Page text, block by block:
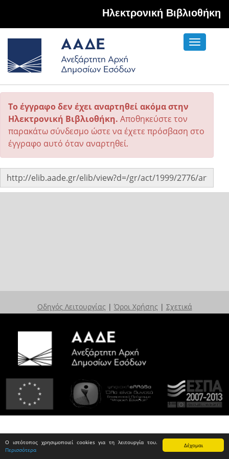
Δέχομαι
Ο ιστότοπος χρησιμοποιεί cookies για τη λειτουργία του.
Περισσότερα
Hλεκτρονική Βιβλιοθήκη
Toggle
Το έγγραφο δεν έχει αναρτηθεί ακόμα στην
Ηλεκτρονική Βιβλιοθήκη. Αποθηκεύστε τον
παρακάτω σύνδεσμο ώστε να έχετε πρόσβαση στο
έγγραφο αυτό όταν αναρτηθεί.
Οδηγός Λειτουργίας | Όροι Χρήσης | Σχετικά